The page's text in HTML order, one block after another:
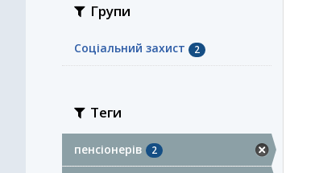
Групи
Соціальний захист 2
Теги
пенсіонерів 2